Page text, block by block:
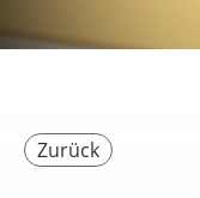
Zurück